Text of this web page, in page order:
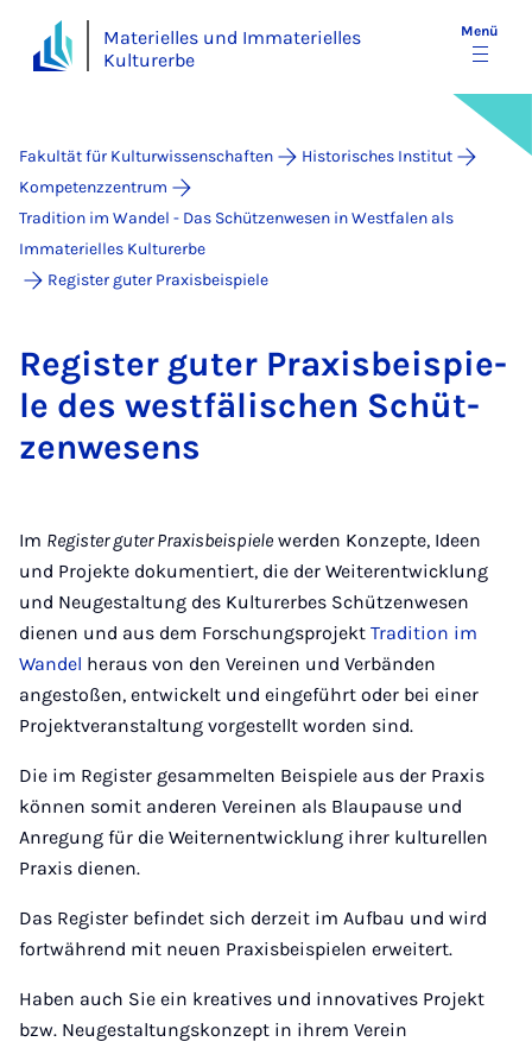
Materielles und Immaterielles
Kulturerbe
Menü
Fakultät für Kulturwissenschaften
Historisches Institut
Kompetenzzentrum
Tradition im Wandel - Das Schützenwesen in Westfalen als
Immaterielles Kulturerbe
Register guter Praxisbeispiele
Re­gis­ter gu­ter Pra­xis­bei­spie­
le des west­fä­li­schen Schüt­
zen­we­sens
Im Register guter Praxisbeispiele werden Konzepte, Ideen
und Projekte dokumentiert, die der Weiterentwicklung
und Neugestaltung des Kulturerbes Schützenwesen
dienen und aus dem Forschungsprojekt Tradition im
Wandel heraus von den Vereinen und Verbänden
angestoßen, entwickelt und eingeführt oder bei einer
Projektveranstaltung vorgestellt worden sind.
Die im Register gesammelten Beispiele aus der Praxis
können somit anderen Vereinen als Blaupause und
Anregung für die Weiternentwicklung ihrer kulturellen
Praxis dienen.
Das Register befindet sich derzeit im Aufbau und wird
fortwährend mit neuen Praxisbeispielen erweitert.
Haben auch Sie ein kreatives und innovatives Projekt
bzw. Neugestaltungskonzept in ihrem Verein